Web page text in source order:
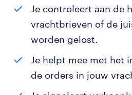
Je controleert aan de
vrachtbrieven of de
worden gelost.
Je helpt mee met het
de orders in jouw